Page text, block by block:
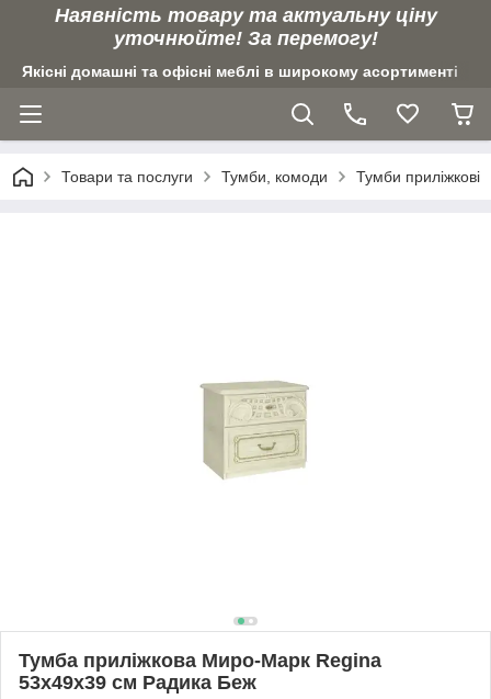
Наявність товару та актуальну ціну
уточнюйте! За перемогу!
Якісні домашні та офісні меблі в широкому асортименті
Товари та послуги Тумби, комоди Тумби приліжкові
Тумба приліжкова Миро-Марк Regina
53х49х39 см Радика Беж